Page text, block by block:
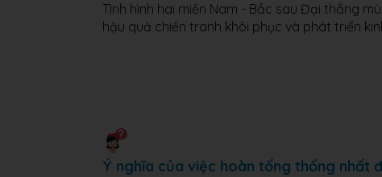
Tình hình hai miền Nam - Bắc sau Đại thắng
hậu quả chiến tranh khôi phục và phát triển
Ý nghĩa của việc hoàn tống thống nhất